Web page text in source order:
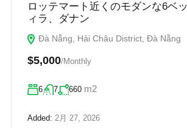
ロッテマート近くのモダンな6ベ
ィラ、ダナン
Đà Nẵng, Hải Châu District, Đà Nẵng
$5,000/Monthly
6 7 660 m2
Added: 2月 27, 2026